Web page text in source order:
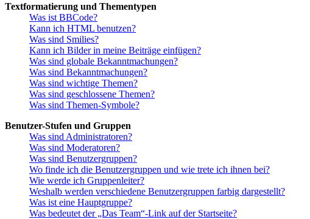
Textformatierung und Thementypen
Was ist BBCode?
Kann ich HTML benutzen?
Was sind Smilies?
Kann ich Bilder in meine Beiträge einfügen?
Was sind globale Bekanntmachungen?
Was sind Bekanntmachungen?
Was sind wichtige Themen?
Was sind geschlossene Themen?
Was sind Themen-Symbole?
Benutzer-Stufen und Gruppen
Was sind Administratoren?
Was sind Moderatoren?
Was sind Benutzergruppen?
Wo finde ich die Benutzergruppen und wie trete ich ihnen bei?
Wie werde ich Gruppenleiter?
Weshalb werden verschiedene Benutzergruppen farbig dargestellt?
Was ist eine Hauptgruppe?
Was bedeutet der „Das Team“-Link auf der Startseite?